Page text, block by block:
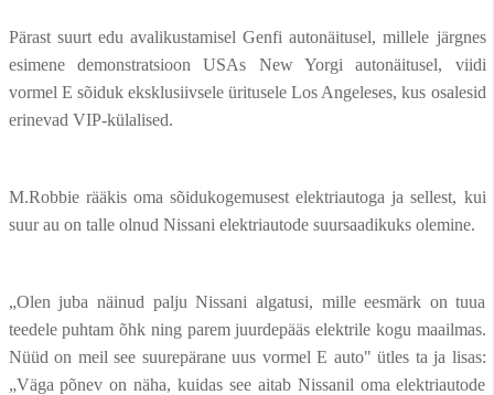
Pärast suurt edu avalikustamisel Genfi autonäitusel, millele järgnes
esimene demonstratsioon USAs New Yorgi autonäitusel, viidi
vormel E sõiduk eksklusiivsele üritusele Los Angeleses, kus osalesid
erinevad VIP-külalised.
M.Robbie rääkis oma sõidukogemusest elektriautoga ja sellest, kui
suur au on talle olnud Nissani elektriautode suursaadikuks olemine.
„Olen juba näinud palju Nissani algatusi, mille eesmärk on tuua
teedele puhtam õhk ning parem juurdepääs elektrile kogu maailmas.
Nüüd on meil see suurepärane uus vormel E auto" ütles ta ja lisas:
„Väga põnev on näha, kuidas see aitab Nissanil oma elektriautode